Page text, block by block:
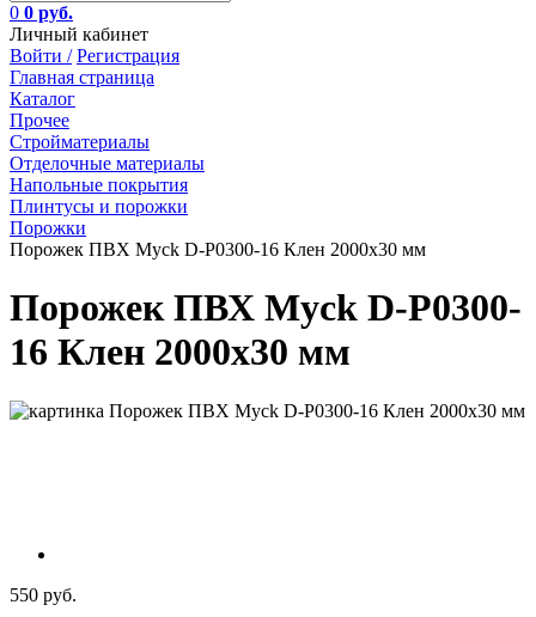
0 0 руб.
Личный кабинет
Войти / Регистрация
Главная страница
Каталог
Прочее
Стройматериалы
Отделочные материалы
Напольные покрытия
Плинтусы и порожки
Порожки
Порожек ПВХ Myck D-P0300-16 Клен 2000х30 мм
Порожек ПВХ Myck D-P0300-
16 Клен 2000х30 мм
550 руб.